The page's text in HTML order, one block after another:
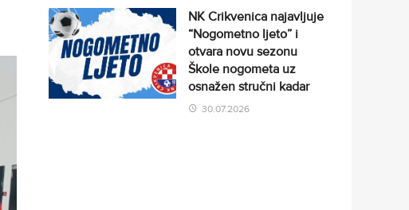
NK Crikvenica najavljuje
“Nogometno ljeto” i
otvara novu sezonu
Škole nogometa uz
osnažen stručni kadar
30.07.2026